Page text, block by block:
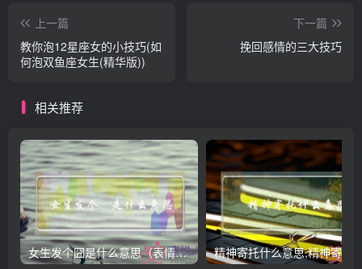
上一篇
教你泡12星座女的小技巧(如
何泡双鱼座女生(精华版))
下一篇
挽回感情的三大技巧
相关推荐
女生发个囧是什么意思（表情囧的含义）